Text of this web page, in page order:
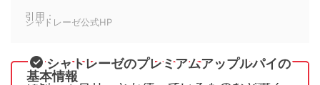
引用：
シャトレーゼ公式HP
シャトレーゼのプレミアムアップルパイの
基本情報